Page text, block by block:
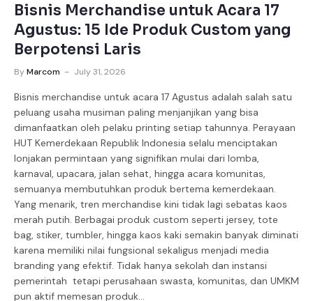
Bisnis Merchandise untuk Acara 17
Agustus: 15 Ide Produk Custom yang
Berpotensi Laris
ByMarcom July 31, 2026
Bisnis merchandise untuk acara 17 Agustus adalah salah satu
peluang usaha musiman paling menjanjikan yang bisa
dimanfaatkan oleh pelaku printing setiap tahunnya. Perayaan
HUT Kemerdekaan Republik Indonesia selalu menciptakan
lonjakan permintaan yang signifikan mulai dari lomba,
karnaval, upacara, jalan sehat, hingga acara komunitas,
semuanya membutuhkan produk bertema kemerdekaan.
Yang menarik, tren merchandise kini tidak lagi sebatas kaos
merah putih. Berbagai produk custom seperti jersey, tote
bag, stiker, tumbler, hingga kaos kaki semakin banyak diminati
karena memiliki nilai fungsional sekaligus menjadi media
branding yang efektif. Tidak hanya sekolah dan instansi
pemerintah tetapi perusahaan swasta, komunitas, dan UMKM
pun aktif memesan produk…